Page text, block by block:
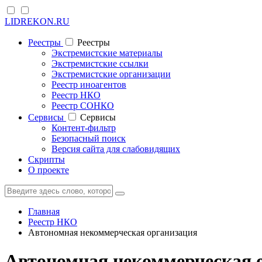
LIDREKON.RU
Реестры
Реестры
Экстремистские материалы
Экстремистские ссылки
Экстремистские организации
Реестр иноагентов
Реестр НКО
Реестр СОНКО
Cервисы
Cервисы
Контент-фильтр
Безопасный поиск
Версия сайта для слабовидящих
Скрипты
О проекте
Главная
Реестр НКО
Автономная некоммерческая организация